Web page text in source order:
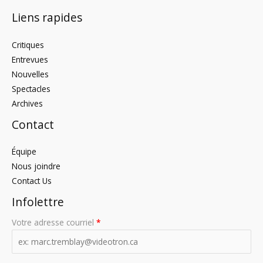
Liens rapides
Critiques
Entrevues
Nouvelles
Spectacles
Archives
Contact
Équipe
Nous joindre
Contact Us
Infolettre
Votre adresse courriel *